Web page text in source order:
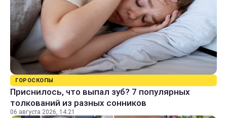
ГОРОСКОПЫ
Приснилось, что выпал зуб? 7 популярных
толкований из разных сонников
06 августа 2026, 14:21